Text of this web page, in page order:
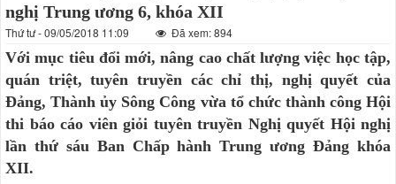
nghị Trung ương 6, khóa XII
Thứ tư - 09/05/2018 11:09 Đã xem: 894
Với mục tiêu đổi mới, nâng cao chất lượng việc học tập,
quán triệt, tuyên truyền các chỉ thị, nghị quyết của
Đảng, Thành ủy Sông Công vừa tổ chức thành công Hội
thi báo cáo viên giỏi tuyên truyền Nghị quyết Hội nghị
lần thứ sáu Ban Chấp hành Trung ương Đảng khóa
XII.